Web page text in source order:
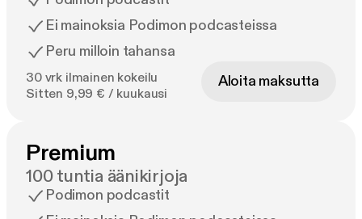
Ei mainoksia Podimon podcasteissa
Peru milloin tahansa
30 vrk ilmainen kokeilu
Sitten 9,99 € / kuukausi
Aloita maksutta
Premium
100 tuntia äänikirjoja
Podimon podcastit